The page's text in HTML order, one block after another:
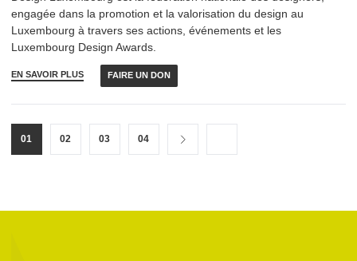
engagée dans la promotion et la valorisation du design au
Luxembourg à travers ses actions, événements et les
Luxembourg Design Awards.
EN SAVOIR PLUS FAIRE UN DON
01 02 03 04